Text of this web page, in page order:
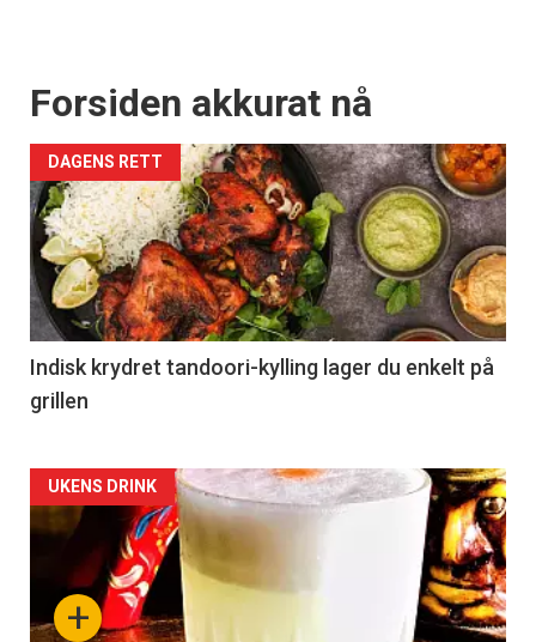
Forsiden akkurat nå
DAGENS RETT
Indisk krydret tandoori-kylling lager du enkelt på
grillen
Forsiden
akkurat
nå+
UKENS DRINK